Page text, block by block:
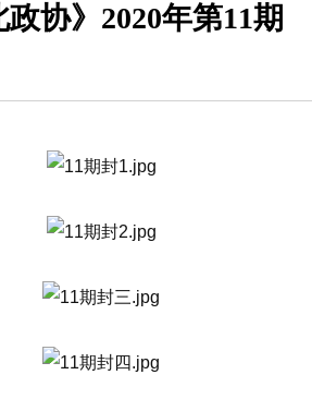
政协》2020年第11期